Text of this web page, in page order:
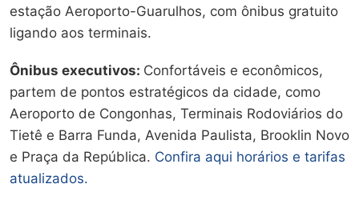
estação Aeroporto-Guarulhos, com ônibus gratuito
ligando aos terminais.
Ônibus executivos: Confortáveis e econômicos,
partem de pontos estratégicos da cidade, como
Aeroporto de Congonhas, Terminais Rodoviários do
Tietê e Barra Funda, Avenida Paulista, Brooklin Novo
e Praça da República. Confira aqui horários e tarifas
atualizados.